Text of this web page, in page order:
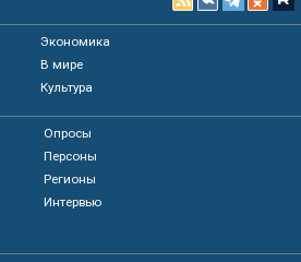
Экономика
В мире
Культура
Опросы
Персоны
Регионы
Интервью